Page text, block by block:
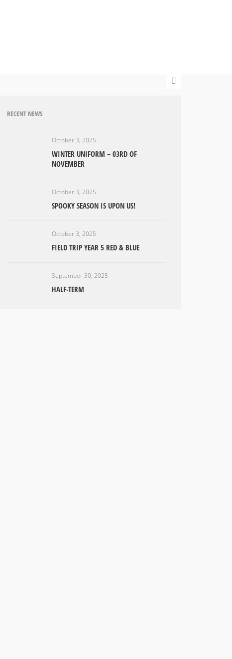
RECENT NEWS
October 3, 2025
WINTER UNIFORM – 03RD OF
NOVEMBER
October 3, 2025
SPOOKY SEASON IS UPON US!
October 3, 2025
FIELD TRIP YEAR 5 RED & BLUE
September 30, 2025
HALF-TERM